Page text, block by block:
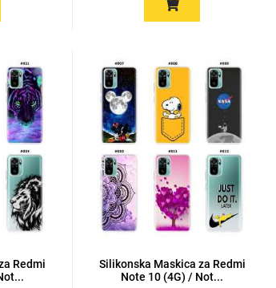
Redmi
Silikonska Maskica za Redmi
Note 10 (4G) / Not...